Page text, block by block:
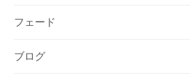
フェード
ブログ